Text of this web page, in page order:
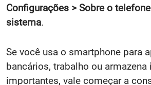
Configurações > Sobre o
sistema.
Se você usa o smartphone para
bancários, trabalho ou
importantes, vale começar a